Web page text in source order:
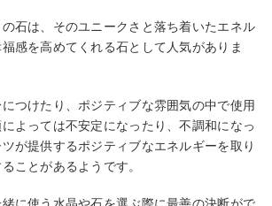
石は、そのユニークさと落ち着いたエネル
感を高めてくれる石として人気がありま
つけたり、ポジティブな雰囲気の中で使用
よっては不安定になったり、不調和になっ
が提供するポジティブなエネルギーを取り
ことがあるようです。